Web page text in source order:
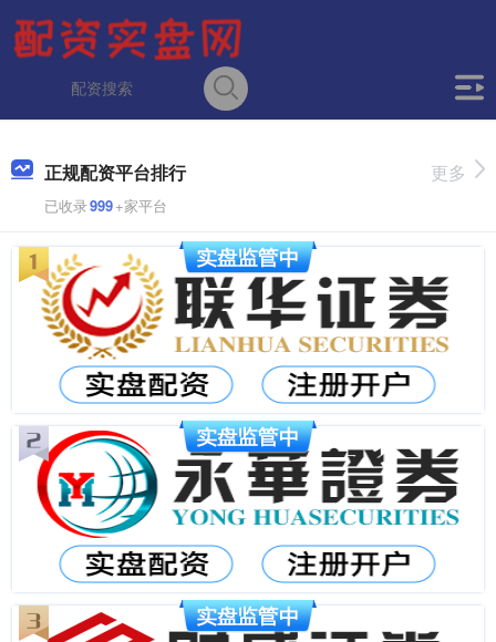
正规配资平台排行
已收录999+家平台
更多